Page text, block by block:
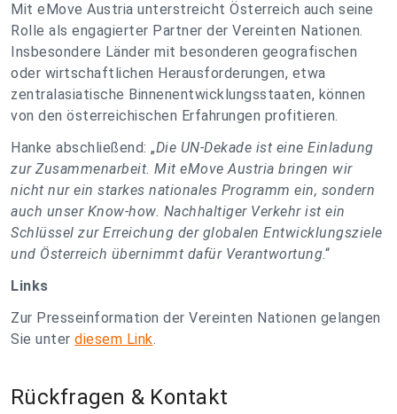
Mit eMove Austria unterstreicht Österreich auch seine
Rolle als engagierter Partner der Vereinten Nationen.
Insbesondere Länder mit besonderen geografischen
oder wirtschaftlichen Herausforderungen, etwa
zentralasiatische Binnenentwicklungsstaaten, können
von den österreichischen Erfahrungen profitieren.
Hanke abschließend: „Die UN-Dekade ist eine Einladung
zur Zusammenarbeit. Mit eMove Austria bringen wir
nicht nur ein starkes nationales Programm ein, sondern
auch unser Know-how. Nachhaltiger Verkehr ist ein
Schlüssel zur Erreichung der globalen Entwicklungsziele
und Österreich übernimmt dafür Verantwortung.“
Links
Zur Presseinformation der Vereinten Nationen gelangen
Sie unter diesem Link.
Rückfragen & Kontakt